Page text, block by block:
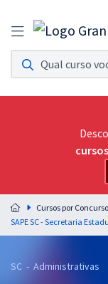
Assinatura
Acesso a todos os
Assinatura OAB
Acesso ilimitado a
Residências
Preparação completa
residências em saúde
Cursos por Concurso
SC - Administrativas